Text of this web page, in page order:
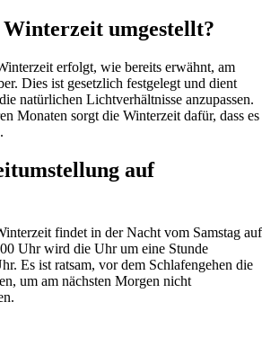
umgestellt?
erfolgt, wie bereits erwähnt, am
Dies ist gesetzlich festgelegt und dient
natürlichen Lichtverhältnisse anzupassen.
Monaten sorgt die Winterzeit dafür, dass es
auf
findet in der Nacht vom Samstag auf
Uhr wird die Uhr um eine Stunde
Es ist ratsam, vor dem Schlafengehen die
um am nächsten Morgen nicht